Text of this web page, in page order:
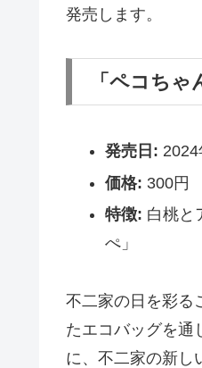
発売します。
「ペコち
発売日: 2024
価格: 300円
特徴: 白桃と
ぺ」
不二家の日を彩る
たエコバッグを通
に、不二家の新し